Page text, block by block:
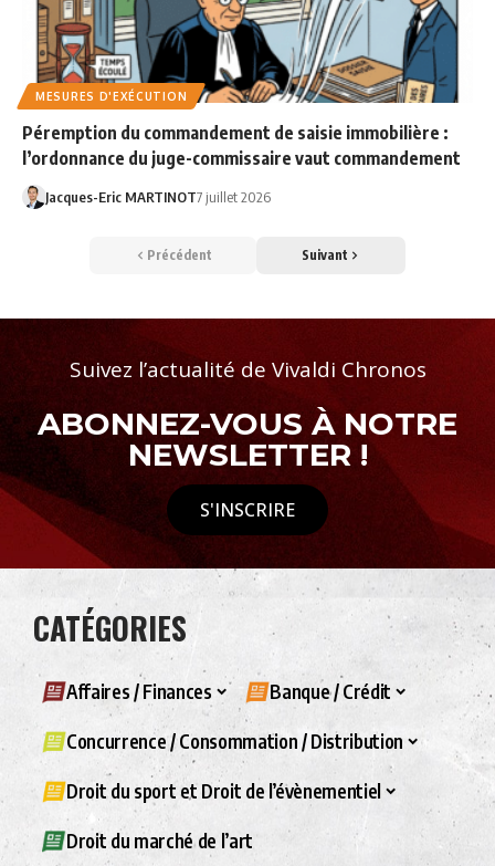
MESURES D'EXÉCUTION
Péremption du commandement de saisie immobilière :
l’ordonnance du juge-commissaire vaut commandement
Jacques-Eric MARTINOT7 juillet 2026
Précédent Suivant
Suivez l’actualité de Vivaldi Chronos
ABONNEZ-VOUS À NOTRE
NEWSLETTER !
S'INSCRIRE
CATÉGORIES
Affaires / Finances Banque / Crédit
Concurrence / Consommation / Distribution
Droit du sport et Droit de l’évènementiel
Droit du marché de l’art